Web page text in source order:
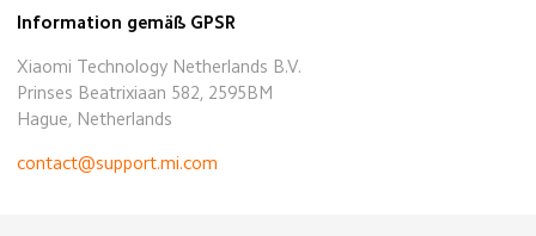
Information gemäß GPSR
Xiaomi Technology Netherlands B.V.
Prinses Beatrixiaan 582, 2595BM
Hague, Netherlands
contact@support.mi.com